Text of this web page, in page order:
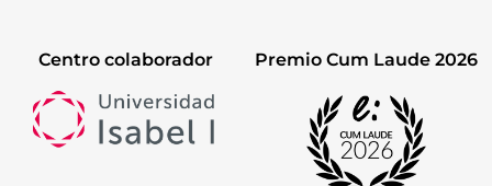
Centro colaborador Premio Cum Laude 2026